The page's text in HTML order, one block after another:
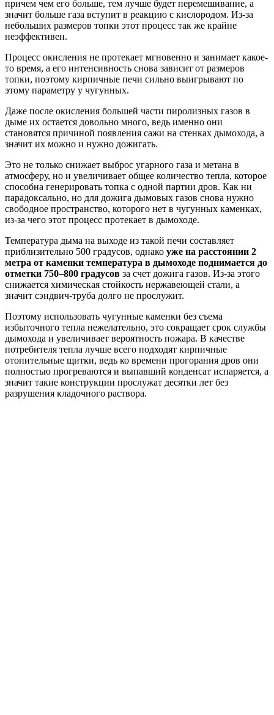
причем чем его больше, тем лучше будет перемешивание, а
значит больше газа вступит в реакцию с кислородом. Из-за
небольших размеров топки этот процесс так же крайне
неэффективен.
Процесс окисления не протекает мгновенно и занимает какое-
то время, а его интенсивность снова зависит от размеров
топки, поэтому кирпичные печи сильно выигрывают по
этому параметру у чугунных.
Даже после окисления большей части пиролизных газов в
дыме их остается довольно много, ведь именно они
становятся причиной появления сажи на стенках дымохода, а
значит их можно и нужно дожигать.
Это не только снижает выброс угарного газа и метана в
атмосферу, но и увеличивает общее количество тепла, которое
способна генерировать топка с одной партии дров. Как ни
парадоксально, но для дожига дымовых газов снова нужно
свободное пространство, которого нет в чугунных каменках,
из-за чего этот процесс протекает в дымоходе.
Температура дыма на выходе из такой печи составляет
приблизительно 500 градусов, однако уже на расстоянии 2
метра от каменки температура в дымоходе поднимается до
отметки 750–800 градусов за счет дожига газов. Из-за этого
снижается химическая стойкость нержавеющей стали, а
значит сэндвич-труба долго не прослужит.
Поэтому использовать чугунные каменки без съема
избыточного тепла нежелательно, это сокращает срок службы
дымохода и увеличивает вероятность пожара. В качестве
потребителя тепла лучше всего подходят кирпичные
отопительные щитки, ведь ко времени прогорания дров они
полностью прогреваются и выпавший конденсат испаряется, а
значит такие конструкции прослужат десятки лет без
разрушения кладочного раствора.